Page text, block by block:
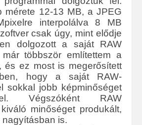
mérete 12-13 MB, a JPEG
interpolálva 8 MB
csak úgy, mint elődje
dolgozott a saját RAW
többször említettem a
és ez most is megerősített
hogy a saját RAW-
sokkal jobb képminőséget
Végszóként RAW
minőséget produkált,
nagyításban is.